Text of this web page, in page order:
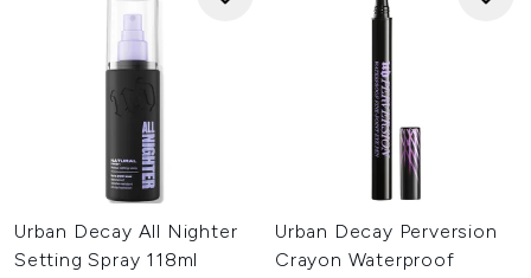
Urban Decay All Nighter
Setting Spray 118ml
Urban Decay Perversion
Crayon Waterproof